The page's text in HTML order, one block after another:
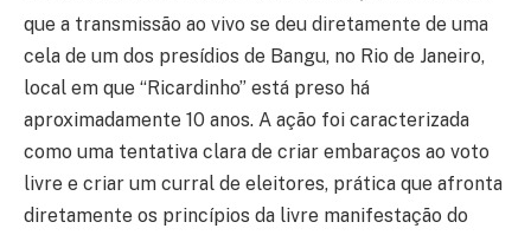
que a transmissão ao vivo se deu diretamente de uma
cela de um dos presídios de Bangu, no Rio de Janeiro,
local em que “Ricardinho” está preso há
aproximadamente 10 anos. A ação foi caracterizada
como uma tentativa clara de criar embaraços ao voto
livre e criar um curral de eleitores, prática que afronta
diretamente os princípios da livre manifestação do